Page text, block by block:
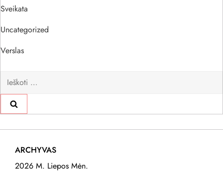
Sveikata
Uncategorized
Verslas
Ieškoti:
ARCHYVAS
2026 M. Liepos Mėn.